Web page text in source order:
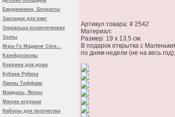
Ежедневники, Блокноты
Закладки для книг
Зеркальца косметические
Зонты
Игры Го Маджонг Сёги...
Калейдоскопы
Коврики для дома
Кубики Рубика
Лампы Тиффани
Мандалы, Янтры
Мягкие игрушки
Наборы для творчества
Артикул товара: # 2542
Материал:
Размер: 19 х 13.5 см.
В подарок открытка с
по дням недели (не на весь